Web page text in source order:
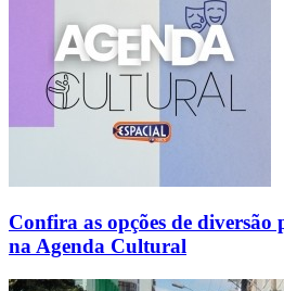
Confira as opções de diversão
na Agenda Cultural